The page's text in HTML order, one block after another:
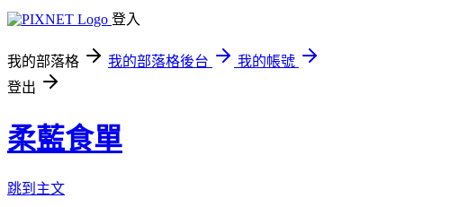
登入
我的部落格 我的部落格後台
我的帳號
登出
柔藍食單
跳到主文